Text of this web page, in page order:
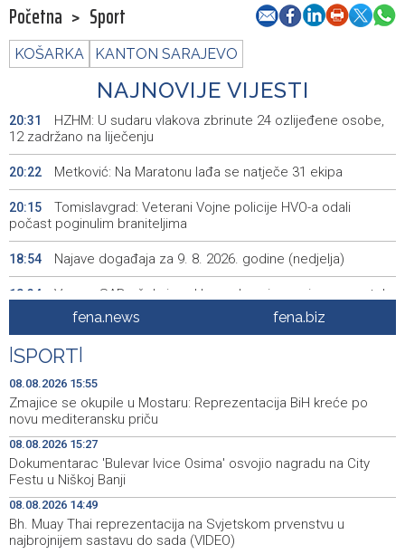
Početna > Sport
KOŠARKA KANTON SARAJEVO
NAJNOVIJE VIJESTI
20:31
HZHM: U sudaru vlakova zbrinute 24 ozlijeđene osobe,
12 zadržano na liječenju
20:22 Metković: Na Maratonu lađa se natječe 31 ekipa
20:15
Tomislavgrad: Veterani Vojne policije HVO-a odali
počast poginulim braniteljima
18:54 Najave događaja za 9. 8. 2026. godine (nedjelja)
18:34
Vance: SAD očekuje od Irana da osigura siguran protok
nafte kroz Hormuški moreuz
18:21
Iranski šef sigurnosti: Hormuški moreuz će ostati
zatvoren dok SAD ne ispuni zahtjeve Teherana
18:09
Iran 'vrlo blizu' dogovora s Omanom o novoj Hormuškoj
brodskoj ruti
18:05
Koncertom Marije Šerifović večeras se zatvara
manifestacija 'Dani dijaspore Travnik 2026'
17:26
Kod mosta Brčko - Gunja pronađene kosti, vještaci
sudske medicine utvrđuju porijeklo
fena.news fena.biz
SPORT
08.08.2026 15:55
Zmajice se okupile u Mostaru: Reprezentacija BiH kreće po
novu mediteransku priču
08.08.2026 15:27
Dokumentarac 'Bulevar Ivice Osima' osvojio nagradu na City
Festu u Niškoj Banji
08.08.2026 14:49
Bh. Muay Thai reprezentacija na Svjetskom prvenstvu u
najbrojnijem sastavu do sada (VIDEO)